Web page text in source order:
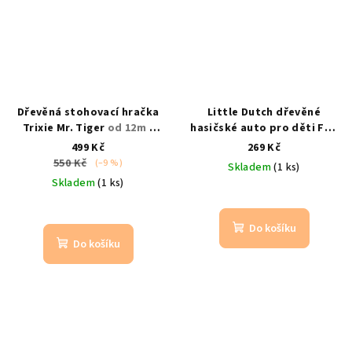
Dřevěná stohovací hračka
Trixie Mr. Tiger od 12m /
motorika
499 Kč
550 Kč
(–9 %)
Skladem(1 ks)
Do košíku
Little Dutch dřevěné
hasičské auto pro děti FSC
od 12 m | autíčko s hasičem
269 Kč
Skladem(1 ks)
Do košíku